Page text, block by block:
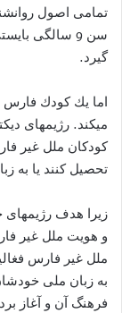
تمامی اصول
سن 9 سالگی
گیرد.
اما یك كودك فارس
میكند. رژیمهای
كودكان ملل غیر
تحصیل كنند یا به‌
زیرا هدف رژیمهای
و هویت ملل غیر
ملل غیر فارس
به زبان ملی
فرهنگ آن و آغاز